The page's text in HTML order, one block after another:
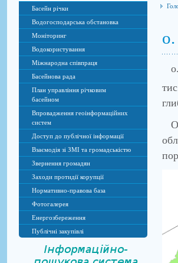
Басейн річки
Водогосподарська обстановка
Моніторинг
Водокористування
Міжнародна співпраця
Басейнова рада
План управління річковим
басейном
Впровадження геоінформаційних
систем
Доступ до публічної інформації
Взаємодія зі ЗМІ та громадськістю
Звернення громадян
Заходи протидії корупції
Нормативно-правова база
Фотогалерея
Енергозбереження
Публічні закупівлі
о.